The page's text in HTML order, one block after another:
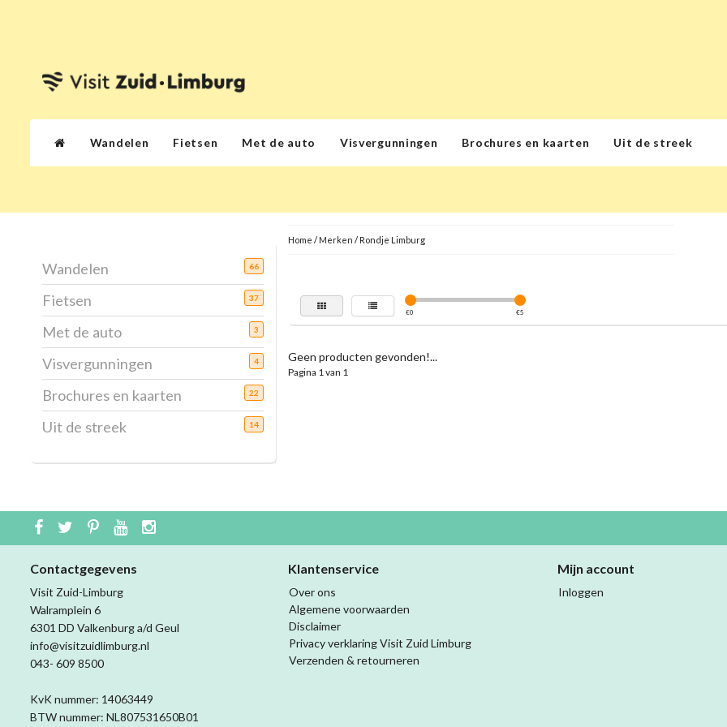
Wandelen Fietsen Met de auto Visvergunningen Brochures en kaarten Uit de streek
Wandelen 66
Fietsen 37
Met de auto 3
Visvergunningen 4
Brochures en kaarten 22
Uit de streek 14
Home / Merken / Rondje Limburg
€0 €5
Geen producten gevonden!...
Pagina 1 van 1
Contactgegevens
Visit Zuid-Limburg
Walramplein 6
6301 DD Valkenburg a/d Geul
info@visitzuidlimburg.nl
043- 609 8500
KvK nummer: 14063449
BTW nummer: NL807531650B01
Klantenservice
Over ons
Algemene voorwaarden
Disclaimer
Privacy verklaring Visit Zuid Limburg
Verzenden & retourneren
Mijn account
Inloggen